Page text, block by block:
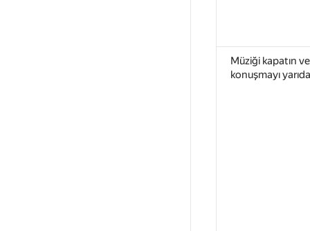
Müziği kapatın
konuşmayı